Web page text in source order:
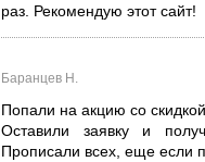
раз. Рекомендую этот сайт!
Баранцев Н.
Попали на акцию со
Оставили заявку и
Прописали всех, еще если